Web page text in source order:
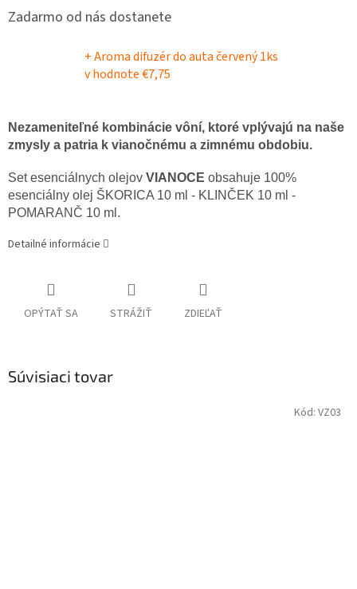
Zadarmo od nás dostanete
+ Aroma difuzér do auta červený 1ks
v hodnote €7,75
Nezameniteľné kombinácie vôní, ktoré vplývajú na naše
zmysly a patria k vianočnému a zimnému obdobiu.
Set esenciálnych olejov VIANOCE obsahuje 100%
esenciálny olej ŠKORICA 10 ml - KLINČEK 10 ml -
POMARANČ 10 ml.
Detailné informácie
OPÝTAŤ SA STRÁŽIŤ ZDIEĽAŤ
Súvisiaci tovar
Kód: VZ03